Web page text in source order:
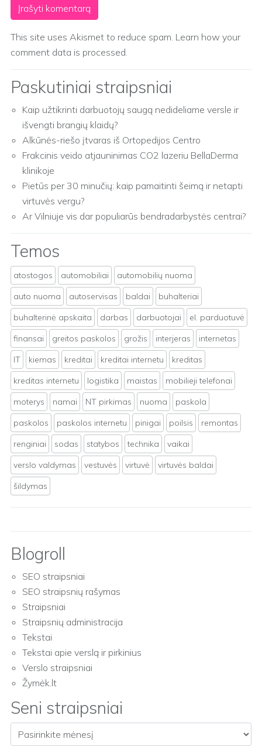
This site uses Akismet to reduce spam. Learn how your
comment data is processed.
Paskutiniai straipsniai
Kaip užtikrinti darbuotojų saugą nedideliame versle ir
išvengti brangių klaidų?
Alkūnės-riešo įtvaras iš Ortopedijos Centro
Frakcinis veido atjauninimas CO2 lazeriu BellaDerma
klinikoje
Pietūs per 30 minučių: kaip pamaitinti šeimą ir netapti
virtuvės vergu?
Ar Vilniuje vis dar populiarūs bendradarbystės centrai?
Temos
atostogos automobiliai
automobilių nuoma
auto nuoma
autoservisas baldai
buhalteriai
buhalterinė apskaita
darbas darbuotojai
el. parduotuvė
finansai
greitos paskolos grožis interjeras
internetas
IT
kiemas kreditai kreditai internetu
kreditas
kreditas internetu
logistika maistas
mobilieji telefonai
moterys
namai NT pirkimas nuoma
paskola
paskolos
paskolos internetu pinigai poilsis
remontas
renginiai
sodas statybos technika
vaikai
verslo valdymas
vestuvės virtuvė
virtuvės baldai
šildymas
Blogroll
SEO straipsniai
SEO straipsnių rašymas
Straipsniai
Straipsnių administracija
Tekstai
Tekstai apie verslą ir pirkinius
Verslo straipsniai
Žymėk.lt
Seni straipsniai
Seni straipsniai